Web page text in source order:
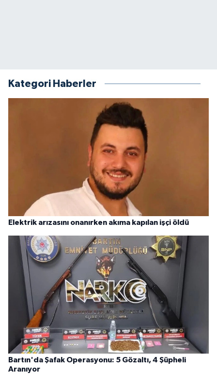
Kategori Haberler
Elektrik arızasını onanırken akıma kapılan işçi öldü
Bartın'da Şafak Operasyonu: 5 Gözaltı, 4 Şüpheli
Aranıyor